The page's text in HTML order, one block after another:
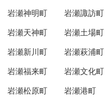
岩瀬神明町
岩瀬諏訪町
岩瀬天神町
岩瀬土場町
岩瀬新川町
岩瀬萩浦町
岩瀬福来町
岩瀬文化町
岩瀬松原町
岩瀬港町